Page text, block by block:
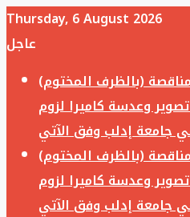
Thursday, 6 August 2026
عاجل
(بالظرف المختوم)
وعدسة كاميرا لزوم
(بالظرف المختوم)
وعدسة كاميرا لزوم